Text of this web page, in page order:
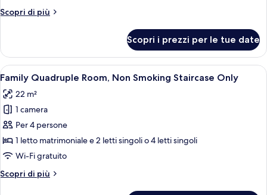
Scopri di più
Altri
tripla
Scopri i prezzi per le tue date
Apri
tutte
le
foto
per
Family
Quadruple
Non
Una camera d'albergo con due letti,
4
Family Quadruple Room, Non Smoking Staircase Only
22 m²
1 camera
Per 4 persone
1 letto matrimoniale e 2 letti singoli o 4 letti singoli
Wi-Fi gratuito
Scopri di più
Altri